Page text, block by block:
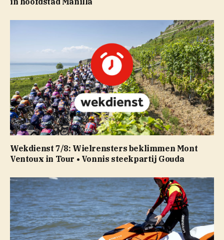
Wekdienst 7/8: Wielrensters beklimmen Mont
Ventoux in Tour • Vonnis steekpartij Gouda